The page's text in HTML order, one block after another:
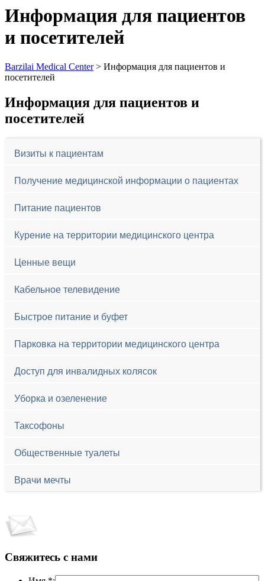
Информация для пациентов
и посетителей
Barzilai Medical Center> Информация для пациентов и
посетителей
Информация для пациентов и
посетителей
Визиты к пациентам
Получение медицинской информации о пациентах
Питание пациентов
Курение на территории медицинского центра
Ценные вещи
Кабельное телевидение
Быстрое питание и буфет
Парковка на территории медицинского центра
Доступ для инвалидных колясок
Уборка и озеленение
Таксофоны
Общественные туалеты
Врачи мечты
Свяжитесь с нами